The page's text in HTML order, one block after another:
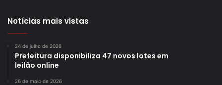
Notícias mais vistas
24 de julho de 2026
Prefeitura disponibiliza 47 novos lotes em
leilão online
26 de maio de 2026